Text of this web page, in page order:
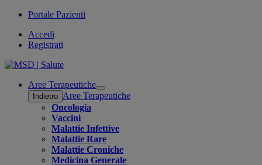
Portale Pazienti
Accedi
Registrati
Aree Terapeutiche
Open
submenu
Indietro Aree Terapeutiche
Oncologia
Vaccini
Malattie Infettive
Malattie Rare
Malattie Croniche
Medicina Generale